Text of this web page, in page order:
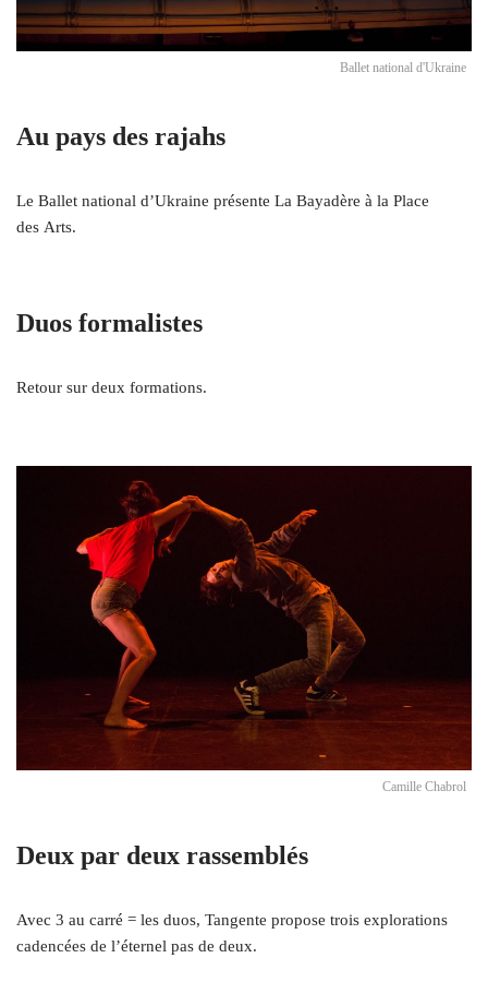
Ballet national d'Ukraine
Au pays des rajahs
Le Ballet national d’Ukraine présente La Bayadère à la Place
des Arts.
Duos formalistes
Retour sur deux formations.
Camille Chabrol
Deux par deux rassemblés
Avec 3 au carré = les duos, Tangente propose trois explorations
cadencées de l’éternel pas de deux.